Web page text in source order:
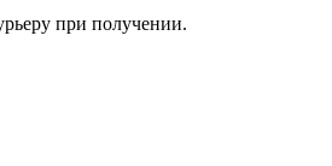
при получении.